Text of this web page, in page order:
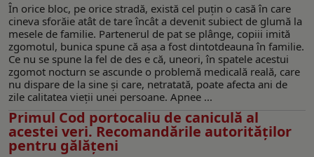
În orice bloc, pe orice stradă, există cel puțin o casă în care
cineva sforăie atât de tare încât a devenit subiect de glumă la
mesele de familie. Partenerul de pat se plânge, copiii imită
zgomotul, bunica spune că așa a fost dintotdeauna în familie.
Ce nu se spune la fel de des e că, uneori, în spatele acestui
zgomot nocturn se ascunde o problemă medicală reală, care
nu dispare de la sine și care, netratată, poate afecta ani de
zile calitatea vieții unei persoane. Apnee ...
Primul Cod portocaliu de caniculă al
acestei veri. Recomandările autorităţilor
pentru gălăţeni